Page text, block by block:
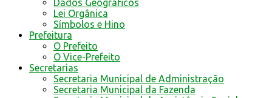
Dados Geográficos
Lei Orgânica
Símbolos e Hino
Prefeitura
O Prefeito
O Vice-Prefeito
Secretarias
Secretaria Municipal de Administração
Secretaria Municipal da Fazenda